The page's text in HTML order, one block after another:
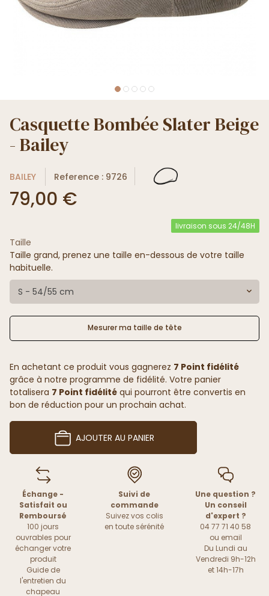
Casquette Bombée Slater Beige
- Bailey
BAILEY Reference : 9726
79,00 €
livraison sous 24/48H
Taille
Taille grand, prenez une taille en-dessous de votre taille
habituelle.
S - 54/55 cm
Mesurer ma taille de tête
En achetant ce produit vous gagnerez 7 Point fidélité
grâce à notre programme de fidélité. Votre panier
totalisera 7 Point fidélité qui pourront être convertis en
bon de réduction pour un prochain achat.
AJOUTER AU PANIER
Échange -
Satisfait ou
Remboursé
100 jours
ouvrables pour
échanger votre
produit
Guide de
l'entretien du
chapeau
Suivi de
commande
Suivez vos colis
en toute sérénité
Une question ?
Un conseil
d'expert ?
04 77 71 40 58
ou email
Du Lundi au
Vendredi 9h-12h
et 14h-17h